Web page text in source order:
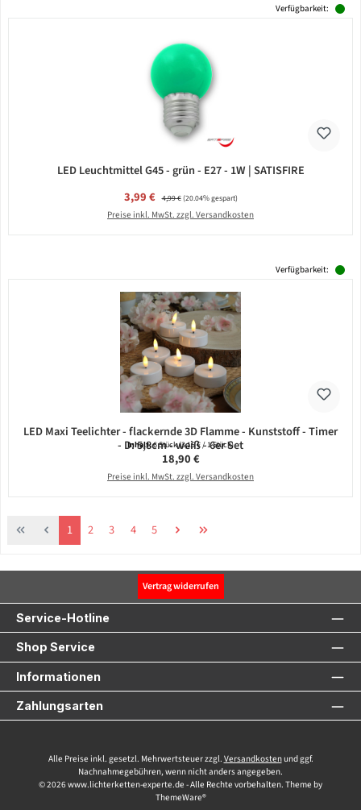
Verfügbarkeit:
LED Leuchtmittel G45 - grün - E27 - 1W | SATISFIRE
Verkaufspreis:
3,99 € Regulärer Preis:
4,99 €(20.04% gespart)
Preise inkl. MwSt. zzgl. Versandkosten
Verfügbarkeit:
LED Maxi Teelichter - flackernde 3D Flamme - Kunststoff - Timer
- D: 5,8cm - weiß - 6er Set
Inhalt:6 Stück(3,15 € / 1 Stück)
Regulärer Preis:
18,90 €
Preise inkl. MwSt. zzgl. Versandkosten
Seite
1 Seite
2 Seite
3 Seite
4 Seite
5
Vertrag widerrufen
Service-Hotline
Shop Service
Informationen
Zahlungsarten
Alle Preise inkl. gesetzl. Mehrwertsteuer zzgl. Versandkostenund ggf.
Nachnahmegebühren, wenn nicht anders angegeben.
© 2026 www.lichterketten-experte.de - Alle Rechte vorbehalten. Theme by
ThemeWare®